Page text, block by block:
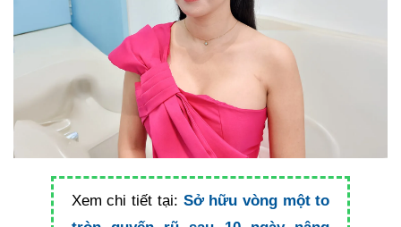
Xem chi tiết tại: Sở hữu vòng một to